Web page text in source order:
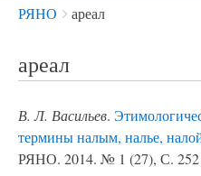
Breadcrumbs
You
РЯНО ареал
ареал
В. Л. Васильев.
термины налым, налье,
РЯНО. 2014. № 1 (27), С. 252